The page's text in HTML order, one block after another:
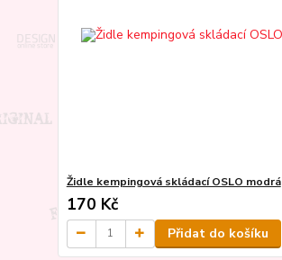
Židle kempingová skládací OSLO modrá
170 Kč
Přidat do košíku